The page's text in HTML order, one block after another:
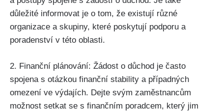
důležité informovat je o tom, že existují různé
organizace a skupiny, které poskytují podporu a
poradenství v této oblasti.
2. Finanční plánování: Žádost o důchod je často
spojena s otázkou finanční stability a případných
omezení ve výdajích. Dejte svým zaměstnancům
možnost setkat se s finančním poradcem, který jim